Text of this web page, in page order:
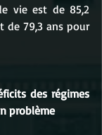
vie est de 85,2
de 79,3 ans pour
des régimes
problème